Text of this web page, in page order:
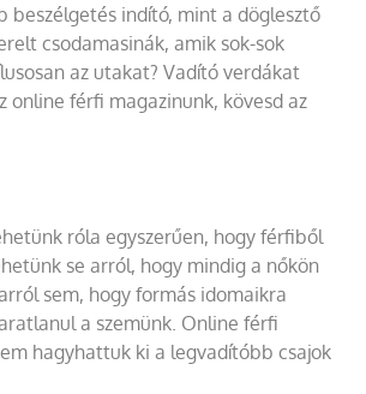
beszélgetés indító, mint a döglesztő
csodamasinák, amik sok-sok
az utakat? Vadító verdákat
online férfi magazinunk, kövesd az
róla egyszerűen, hogy férfiből
se arról, hogy mindig a nőkön
sem, hogy formás idomaikra
a szemünk. Online férfi
hagyhattuk ki a legvadítóbb csajok